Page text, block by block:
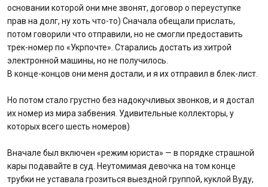
основании которой они мне звонят, договор о переуступке
прав на долг, ну хоть что-то) Сначала обещали прислать,
потом говорили что отправили, но не смогли предоставить
трек-номер по «Укрпочте». Старались достать из хитрой
электронной машины, но не получилось.
В конце-концов они меня достали, и я их отправил в блек-лист.
Но потом стало грустно без надокучливых звонков, и я достал
их номер из мира забвения. Удивительные коллекторы, у
которых всего шесть номеров)
Вначале был включен «режим юриста» — в порядке страшной
кары подавайте в суд. Неутомимая девочка на том конце
трубки не уставала грозиться выездной группой, куклой Вуду,